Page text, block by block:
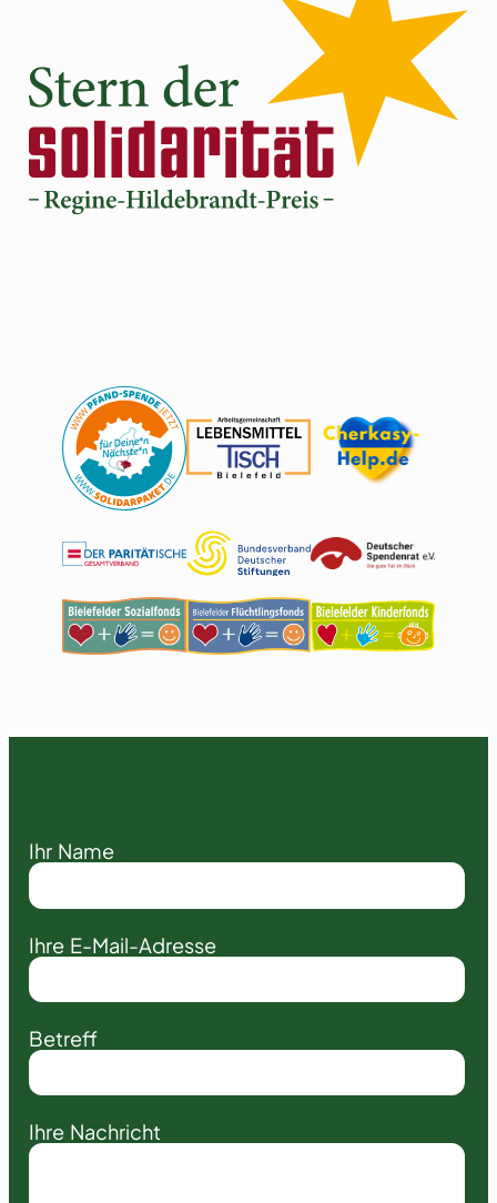
Ihr Name
Ihre E-Mail-Adresse
Betreff
Ihre Nachricht